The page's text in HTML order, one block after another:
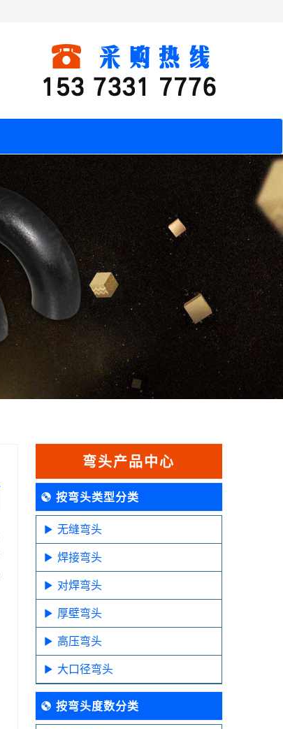
弯头产品中心
按弯头类型分类
无缝弯头
焊接弯头
对焊弯头
厚壁弯头
高压弯头
大口径弯头
按弯头度数分类